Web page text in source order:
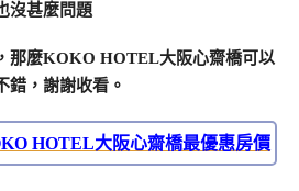
沒甚麼問題
那麼KOKO HOTEL大阪心齋橋可以
錯，謝謝收看。
HOTEL大阪心齋橋最優惠房價